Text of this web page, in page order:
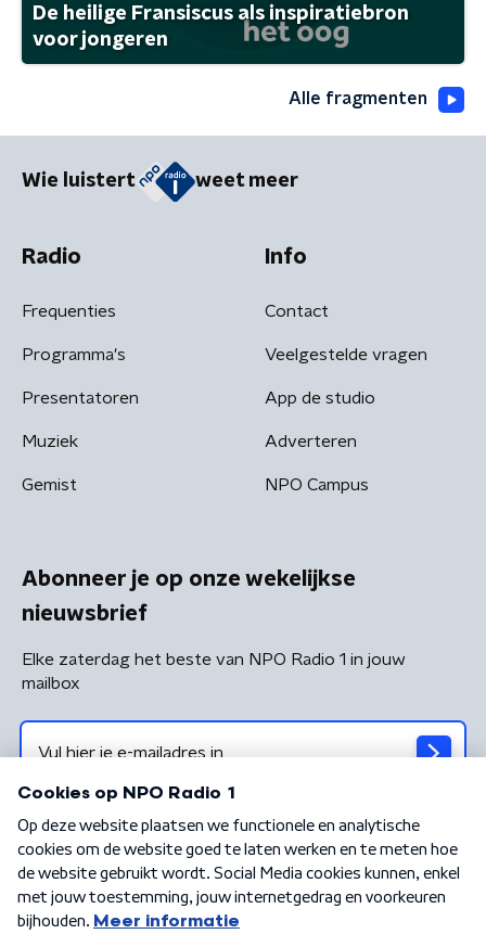
De heilige Fransiscus als inspiratiebron
voor jongeren
Alle fragmenten
Wie luistert weet meer
Radio
Frequenties
Programma's
Presentatoren
Muziek
Gemist
Info
Contact
Veelgestelde vragen
App de studio
Adverteren
NPO Campus
Abonneer je op onze wekelijkse
nieuwsbrief
Elke zaterdag het beste van NPO Radio 1 in jouw
mailbox
Algemene voorwaarden